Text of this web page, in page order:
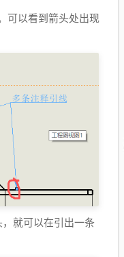
可以看到箭头处出现
就可以在引出一条